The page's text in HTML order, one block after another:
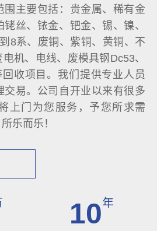
围主要包括：贵金属、稀有金
丝、铱金、钯金、锡、镍、
8系、废铜、紫铜、黄铜、不
机、电线、废模具钢Dc53、
收项目。我们提供专业人员
交易。公司自开业以来有很多
上门为您服务，予您所求需
乐而乐！
10年